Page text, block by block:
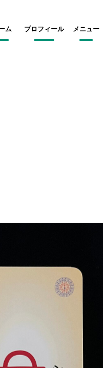
ム プロフィール メニュー